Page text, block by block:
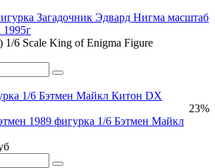
Загадочник Эдвард Нигма масштаб
1995г
1/6 Scale King of Enigma Figure
23%
1989 фигурка 1/6 Бэтмен Майкл